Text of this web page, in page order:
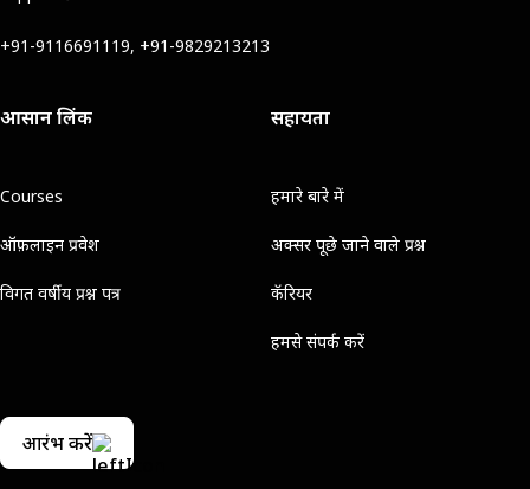
+91-9116691119, +91-9829213213
आसान लिंक
Courses
ऑफ़लाइन प्रवेश
विगत वर्षीय प्रश्न पत्र
सहायता
हमारे बारे में
अक्सर पूछे जाने वाले प्रश्न
कॅरियर
हमसे संपर्क करें
आरंभ करें